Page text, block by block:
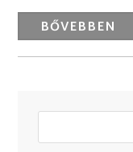
BŐVEBBEN